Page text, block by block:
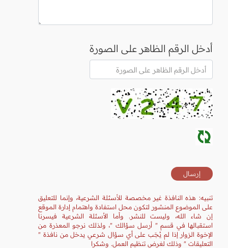
أدخل الرقم الظاهر على الصورة
تنبيه: هذه النافذة غير مخصصة للأسئلة الشرعية، وإنما للتعليق
على الموضوع المنشور لتكون محل استفادة واهتمام إدارة الموقع
إن شاء الله، وليست للنشر. وأما الأسئلة الشرعية فيسرنا
استقبالها في قسم " أرسل سؤالك "، ولذلك نرجو المعذرة من
الإخوة الزوار إذا لم يُجَب على أي سؤال شرعي يدخل من نافذة "
التعليقات " وذلك لغرض تنظيم العمل. وشكرا